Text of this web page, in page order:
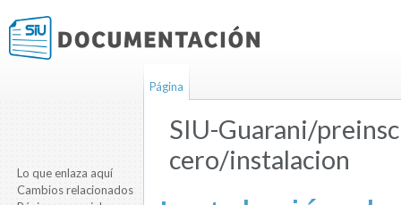
SIU-Guarani/
cero/instalacion
Página
Lo que enlaza aquí
Cambios relacionados